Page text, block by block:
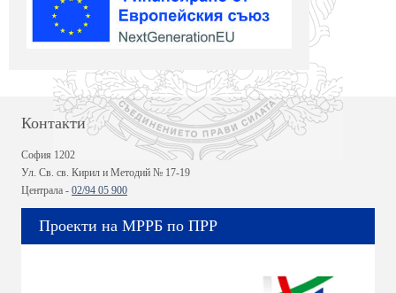
Контакти
София 1202
Ул. Св. св. Кирил и Методий № 17-19
Централа - 02/94 05 900
Проекти на МРРБ по ПРР